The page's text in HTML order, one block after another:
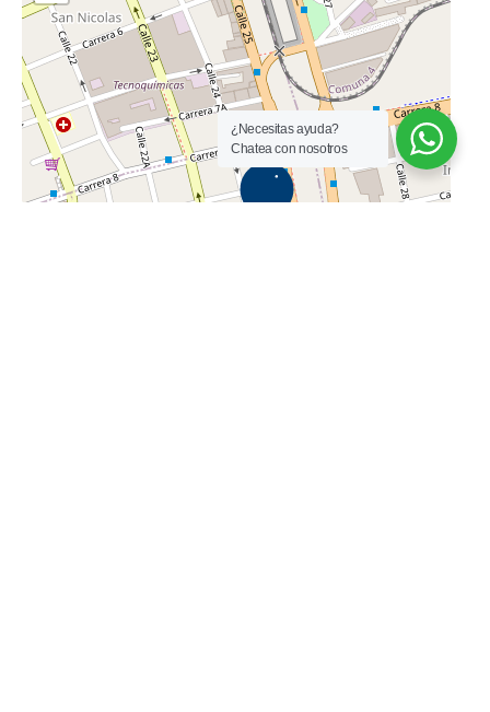
¿Necesitas ayuda?
Chatea con nosotros